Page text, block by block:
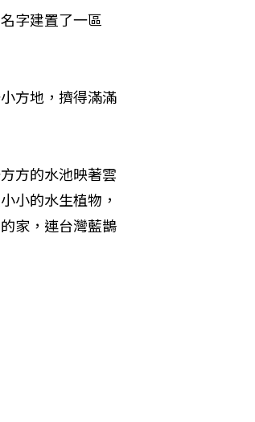
字建置了一區
方地，擠得滿滿
方的水池映著雲
小的水生植物，
家，連台灣藍鵲